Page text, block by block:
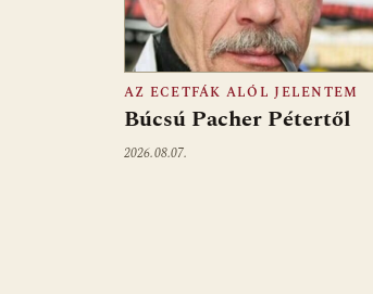
AZ ECETFÁK ALÓL JELENTEM
Búcsú Pacher Pétertől
2026.08.07.